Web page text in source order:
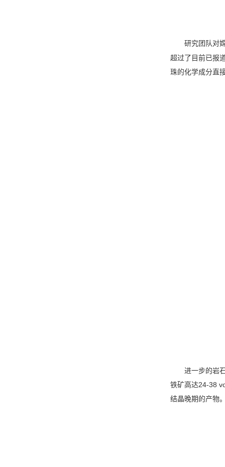
研究团队对
超过了目前已报
珠的化学成分直
进一步的岩
铁矿高达24-38
结晶晚期的产物